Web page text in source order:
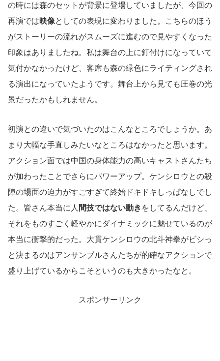
の時には森のセットが背景に登場していましたが、今回の
再演では映像としての表現に変わりました。こちらのほう
がストーリーの流れがスムーズに進むので見やすくなった
印象はありましたね。私は舞台の上に釘付けになっていて
気付かなかったけど、客席も森の緑色にライティングされ
る演出になっていたようです。舞台上から見ても圧巻の光
景だったかもしれません。
初演との違いで気づいたのはこんなところでしょうか。あ
まり大幅な手直しみたいなところはなかったと思います。
アクション面では中国の身体能力の高いキャストさんたち
が加わったことでさらにパワーアップ。ケンシロウとの殺
陣の場面の迫力がすごすぎて終始ドキドキしっぱなしでし
た。皆さん本当に人 間技ではない動き をしてるんだけど、
それをものすごく軽やかにダイナミックに魅せているのが
本当に衝撃的だった。大貫ケンシロウの北斗神拳がビシっ
と決まるのはアンサンブルさんたちが的確なアクションで
盛り上げているからこそというのも大きかったなと。
スポンサーリンク